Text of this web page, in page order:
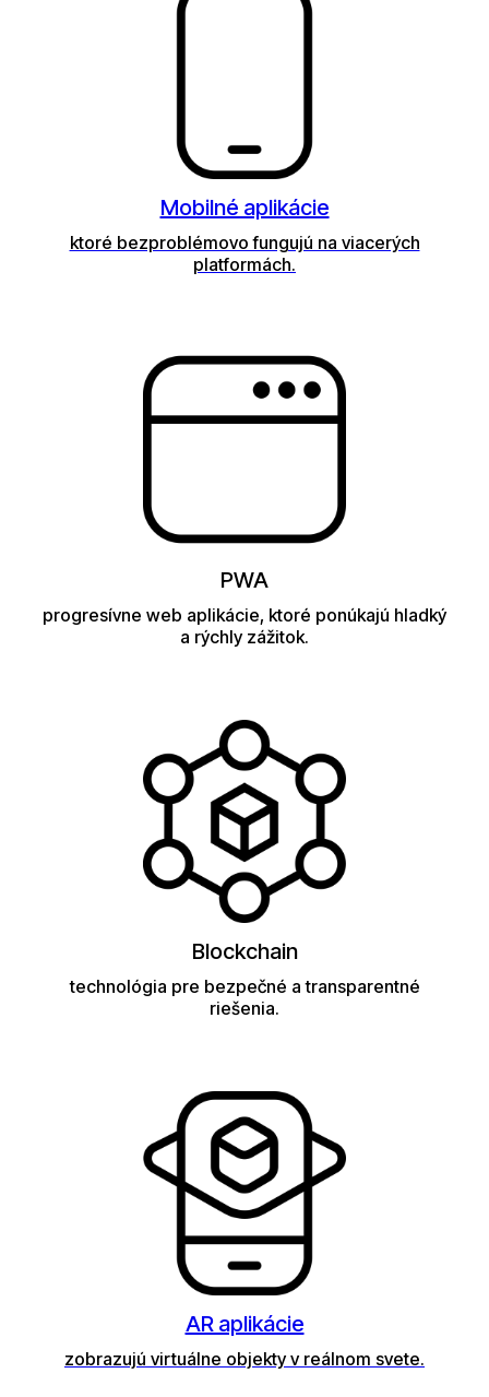
Mobilné aplikácie
ktoré bezproblémovo fungujú na viacerých
platformách.
PWA
progresívne web aplikácie, ktoré ponúkajú hladký
a rýchly zážitok.
Blockchain
technológia pre bezpečné a transparentné
riešenia.
AR aplikácie
zobrazujú virtuálne objekty v reálnom svete.